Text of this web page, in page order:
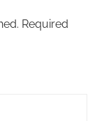
Required